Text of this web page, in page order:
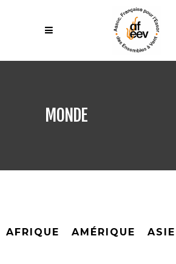
MONDE
AFRIQUE AMÉRIQUE ASIE